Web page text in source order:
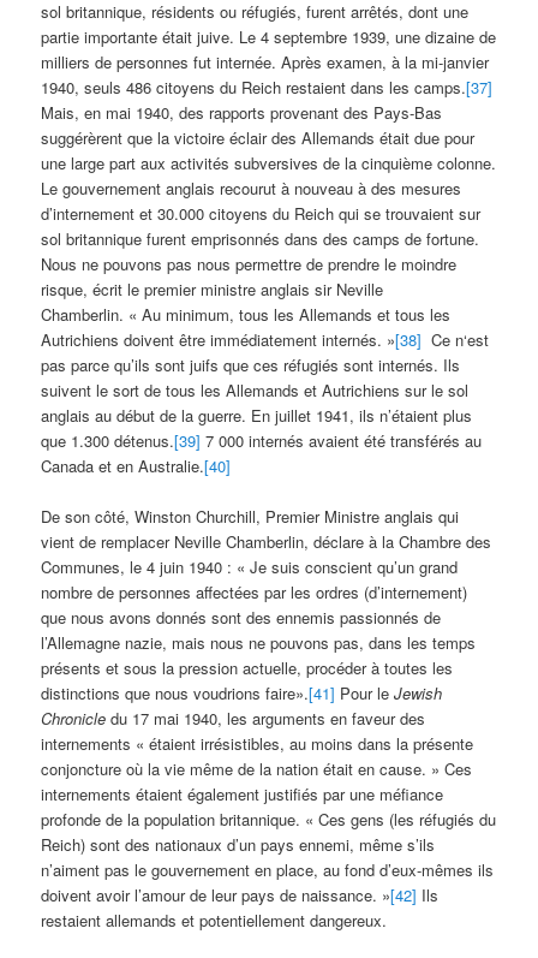
sol britannique, résidents ou réfugiés, furent arrêtés, dont une
partie importante était juive. Le 4 septembre 1939, une dizaine de
milliers de personnes fut internée. Après examen, à la mi-janvier
1940, seuls 486 citoyens du Reich restaient dans les camps.[37]
Mais, en mai 1940, des rapports provenant des Pays-Bas
suggérèrent que la victoire éclair des Allemands était due pour
une large part aux activités subversives de la cinquième colonne.
Le gouvernement anglais recourut à nouveau à des mesures
d’internement et 30.000 citoyens du Reich qui se trouvaient sur
sol britannique furent emprisonnés dans des camps de fortune.
Nous ne pouvons pas nous permettre de prendre le moindre
risque, écrit le premier ministre anglais sir Neville
Chamberlin. « Au minimum, tous les Allemands et tous les
Autrichiens doivent être immédiatement internés. »[38] Ce n‘est
pas parce qu’ils sont juifs que ces réfugiés sont internés. Ils
suivent le sort de tous les Allemands et Autrichiens sur le sol
anglais au début de la guerre. En juillet 1941, ils n’étaient plus
que 1.300 détenus.[39] 7 000 internés avaient été transférés au
Canada et en Australie.[40]
De son côté, Winston Churchill, Premier Ministre anglais qui
vient de remplacer Neville Chamberlin, déclare à la Chambre des
Communes, le 4 juin 1940 : « Je suis conscient qu’un grand
nombre de personnes affectées par les ordres (d’internement)
que nous avons donnés sont des ennemis passionnés de
l’Allemagne nazie, mais nous ne pouvons pas, dans les temps
présents et sous la pression actuelle, procéder à toutes les
distinctions que nous voudrions faire».[41] Pour leJewish
Chronicledu 17 mai 1940, les arguments en faveur des
internements « étaient irrésistibles, au moins dans la présente
conjoncture où la vie même de la nation était en cause. » Ces
internements étaient également justifiés par une méfiance
profonde de la population britannique. « Ces gens (les réfugiés du
Reich) sont des nationaux d’un pays ennemi, même s’ils
n’aiment pas le gouvernement en place, au fond d’eux-mêmes ils
doivent avoir l’amour de leur pays de naissance. »[42] Ils
restaient allemands et potentiellement dangereux.